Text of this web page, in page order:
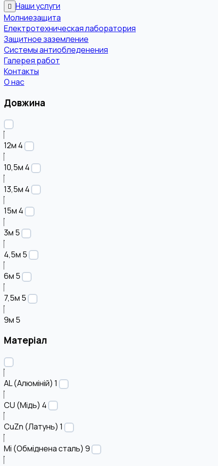
Наши услуги
Молниезащита
Електротехническая лаборатория
Защитное заземление
Системы антиобледенения
Галерея работ
Контакты
О нас
Довжина
12м 4
10,5м 4
13,5м 4
15м 4
3м 5
4,5м 5
6м 5
7,5м 5
9м 5
Матеріал
AL (Алюміній) 1
CU (Мідь) 4
CuZn (Латунь) 1
Mi (Обміднена сталь) 9